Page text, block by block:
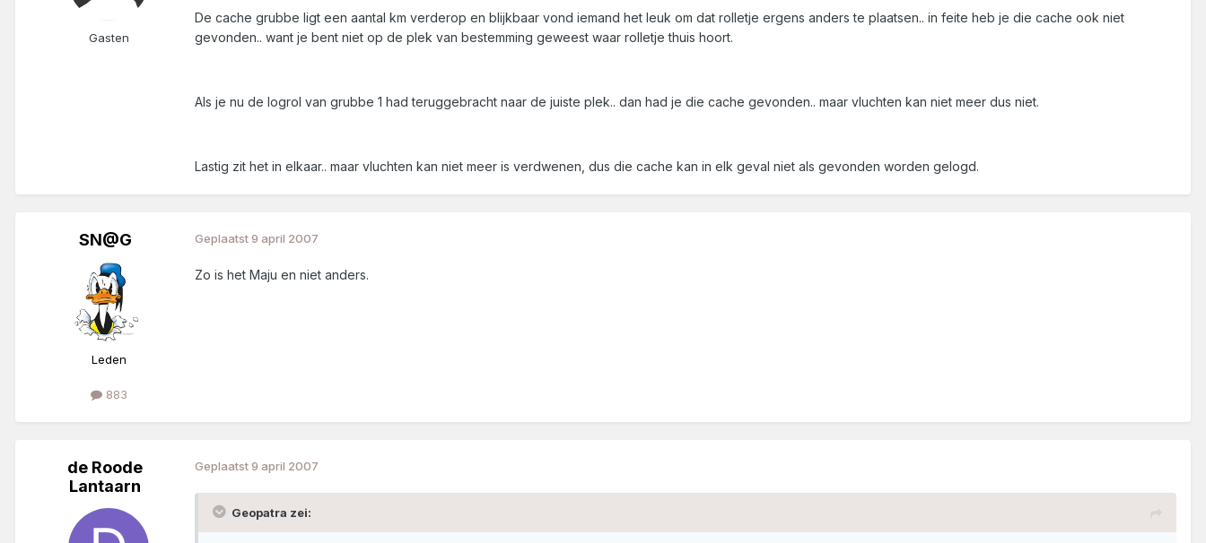
Gasten
De cache grubbe ligt een aantal km verderop en blijkbaar vond iemand het leuk om dat rolletje ergens anders te plaatsen.. in feite heb je die cache ook niet
gevonden.. want je bent niet op de plek van bestemming geweest waar rolletje thuis hoort.
Als je nu de logrol van grubbe 1 had teruggebracht naar de juiste plek.. dan had je die cache gevonden.. maar vluchten kan niet meer dus niet.
Lastig zit het in elkaar.. maar vluchten kan niet meer is verdwenen, dus die cache kan in elk geval niet als gevonden worden gelogd.
SN@G
Leden
883
Geplaatst9 april 2007
Zo is het Maju en niet anders.
de Roode
Lantaarn
Geplaatst9 april 2007
Geopatra zei: